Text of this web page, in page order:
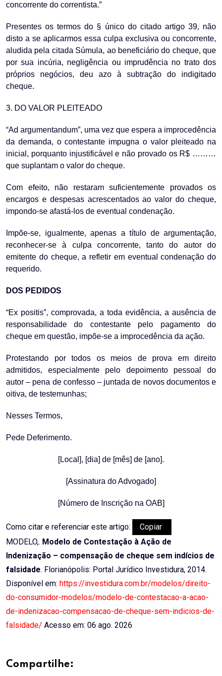
concorrente do correntista.”
Presentes os termos do § único do citado artigo 39, não
disto a se aplicarmos essa culpa exclusiva ou concorrente,
aludida pela citada Súmula, ao beneficiário do cheque, que
por sua incúria, negligência ou imprudência no trato dos
próprios negócios, deu azo à subtração do indigitado
cheque.
3. DO VALOR PLEITEADO
“Ad argumentandum”, uma vez que espera a improcedência
da demanda, o contestante impugna o valor pleiteado na
inicial, porquanto injustificável e não provado os R$ ………
que suplantam o valor do cheque.
Com efeito, não restaram suficientemente provados os
encargos e despesas acrescentados ao valor do cheque,
impondo-se afastá-los de eventual condenação.
Impõe-se, igualmente, apenas a título de argumentação,
reconhecer-se à culpa concorrente, tanto do autor do
emitente do cheque, a refletir em eventual condenação do
requerido.
DOS PEDIDOS
“Ex positis”, comprovada, a toda evidência, a ausência de
responsabilidade do contestante pelo pagamento do
cheque em questão, impõe-se a improcedência da ação.
Protestando por todos os meios de prova em direito
admitidos, especialmente pelo depoimento pessoal do
autor – pena de confesso – juntada de novos documentos e
oitiva, de testemunhas;
Nesses Termos,
Pede Deferimento.
[Local], [dia] de [mês] de [ano].
[Assinatura do Advogado]
[Número de Inscrição na OAB]
Como citar e referenciar este artigo:
Copiar
MODELO,. Modelo de Contestação à Ação de
Indenização – compensação de cheque sem indícios de
falsidade. Florianópolis: Portal Jurídico Investidura, 2014.
Disponível em: https://investidura.com.br/modelos/direito-
do-consumidor-modelos/modelo-de-contestacao-a-acao-
de-indenizacao-compensacao-de-cheque-sem-indicios-de-
falsidade/ Acesso em: 06 ago. 2026
Compartilhe: